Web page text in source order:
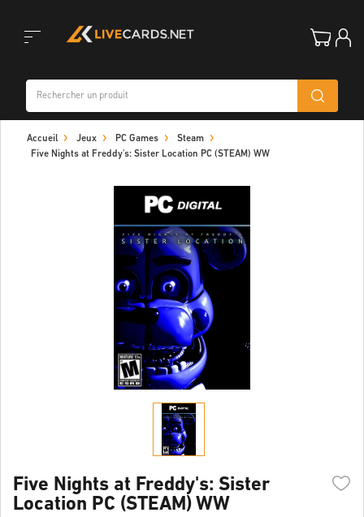
navigation
Accueil Jeux PC Games
Steam
Five Nights at Freddy's: Sister Location PC (STEAM) WW
Five Nights at Freddy's: Sister
Location PC (STEAM) WW